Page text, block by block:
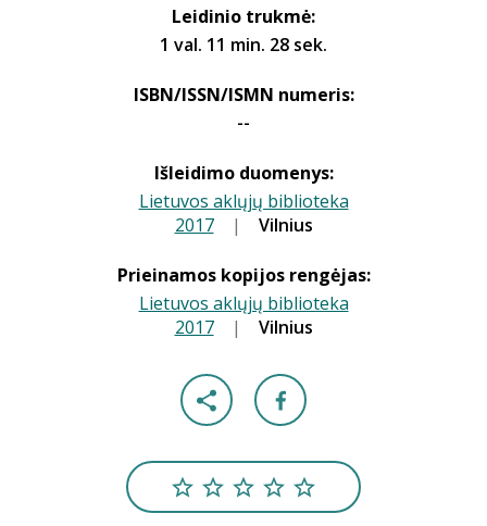
Leidinio trukmė:
1 val. 11 min. 28 sek.
ISBN/ISSN/ISMN numeris:
--
Išleidimo duomenys:
Lietuvos aklųjų biblioteka
2017 | Vilnius
Prieinamos kopijos rengėjas:
Lietuvos aklųjų biblioteka
2017 | Vilnius